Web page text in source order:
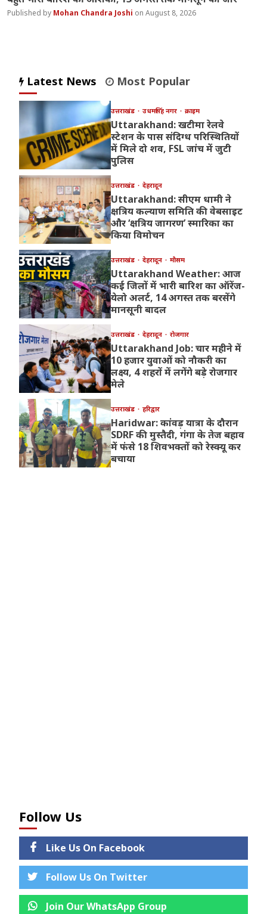
Mohan Chandra Joshi August 8, 2026
Latest News Most Popular
उत्तराखंड उधमसिंह नगर क्राइम
Uttarakhand: खटीमा रेलवे
स्टेशन के पास संदिग्ध परिस्थितियों
में मिले दो शव, FSL जांच में जुटी
पुलिस
उत्तराखंड देहरादून
Uttarakhand: सीएम धामी ने
क्षत्रिय कल्याण समिति की वेबसाइट
और ‘क्षत्रिय जागरण’ स्मारिका का
किया विमोचन
उत्तराखंड देहरादून मौसम
Uttarakhand Weather: आज
कई जिलों में भारी बारिश का ऑरेंज-
येलो अलर्ट, 14 अगस्त तक बरसेंगे
मानसूनी बादल
उत्तराखंड देहरादून रोजगार
Uttarakhand Job: चार महीने में
10 हजार युवाओं को नौकरी का
लक्ष्य, 4 शहरों में लगेंगे बड़े रोजगार
मेले
उत्तराखंड हरिद्वार
Haridwar: कांवड़ यात्रा के दौरान
SDRF की मुस्तैदी, गंगा के तेज बहाव
में फंसे 18 शिवभक्तों को रेस्क्यू कर
बचाया
Follow Us
Like Us On Facebook
Follow Us On Twitter
Join Our WhatsApp Group